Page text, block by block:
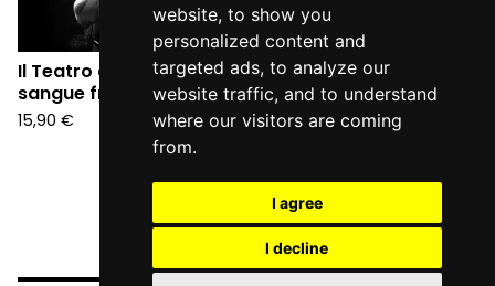
website, to show you
personalized content and
targeted ads, to analyze our
website traffic, and to understand
where our visitors are coming
from.
I agree
I decline
Il Teatro degli Orrori - A
sangue freddo (CD)
15,90 €